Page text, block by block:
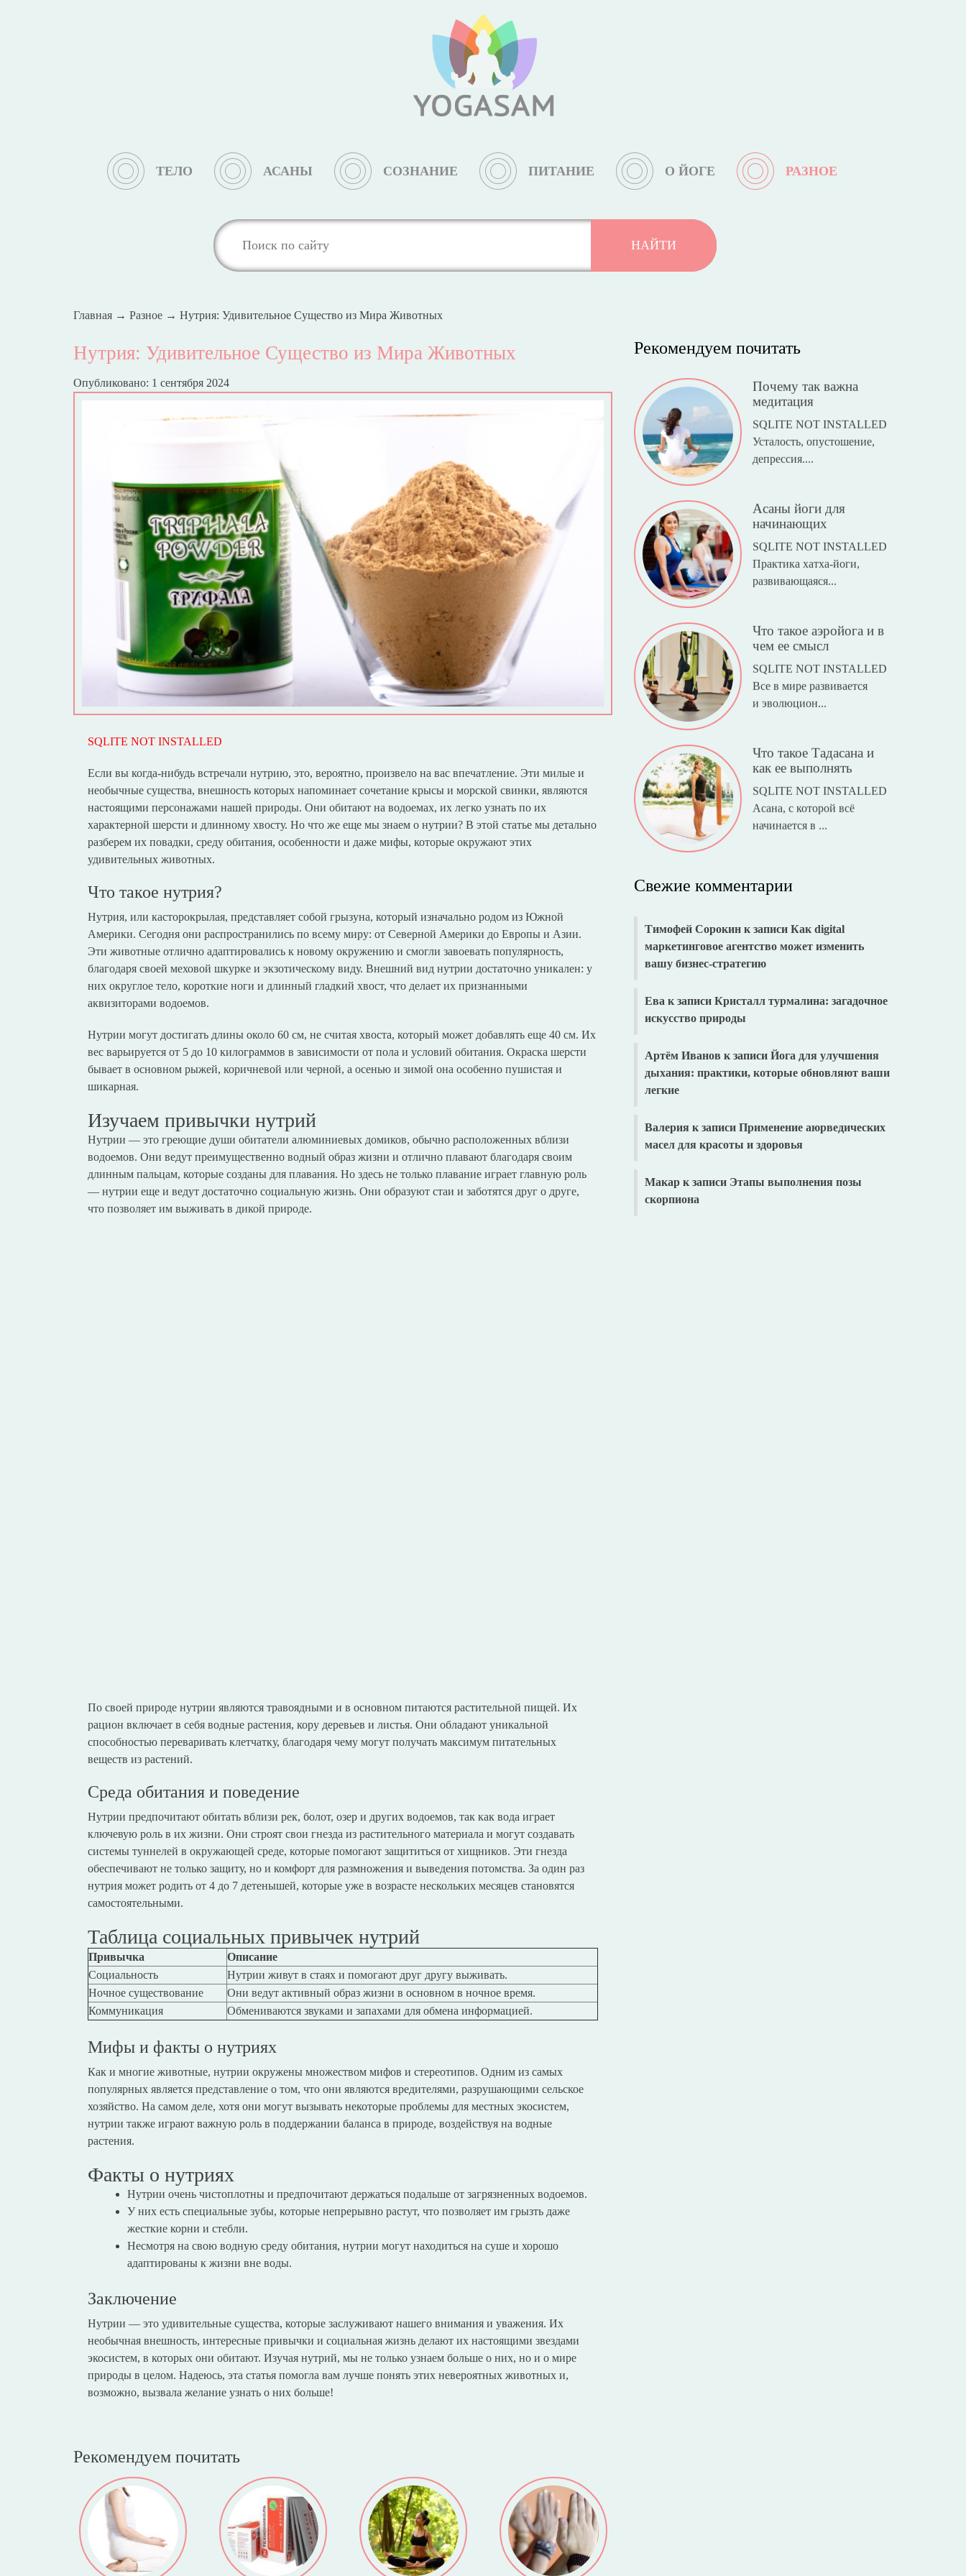
ТЕЛО АСАНЫ СОЗНАНИЕ ПИТАНИЕ О ЙОГЕ РАЗНОЕ
Главная → Разное → Нутрия: Удивительное Существо из Мира Животных
Нутрия: Удивительное Существо из Мира Животных
Опубликовано: 1 сентября 2024
SQLITE NOT INSTALLED
Если вы когда-нибудь встречали нутрию, это, вероятно, произвело на вас впечатление. Эти милые и
необычные существа, внешность которых напоминает сочетание крысы и морской свинки, являются
настоящими персонажами нашей природы. Они обитают на водоемах, их легко узнать по их
характерной шерсти и длинному хвосту. Но что же еще мы знаем о нутрии? В этой статье мы детально
разберем их повадки, среду обитания, особенности и даже мифы, которые окружают этих
удивительных животных.
Что такое нутрия?
Нутрия, или касторокрылая, представляет собой грызуна, который изначально родом из Южной
Америки. Сегодня они распространились по всему миру: от Северной Америки до Европы и Азии.
Эти животные отлично адаптировались к новому окружению и смогли завоевать популярность,
благодаря своей меховой шкурке и экзотическому виду. Внешний вид нутрии достаточно уникален: у
них округлое тело, короткие ноги и длинный гладкий хвост, что делает их признанными
аквизиторами водоемов.
Нутрии могут достигать длины около 60 см, не считая хвоста, который может добавлять еще 40 см. Их
вес варьируется от 5 до 10 килограммов в зависимости от пола и условий обитания. Окраска шерсти
бывает в основном рыжей, коричневой или черной, а осенью и зимой она особенно пушистая и
шикарная.
Изучаем привычки нутрий
Нутрии — это греющие души обитатели алюминиевых домиков, обычно расположенных вблизи
водоемов. Они ведут преимущественно водный образ жизни и отлично плавают благодаря своим
длинным пальцам, которые созданы для плавания. Но здесь не только плавание играет главную роль
— нутрии еще и ведут достаточно социальную жизнь. Они образуют стаи и заботятся друг о друге,
что позволяет им выживать в дикой природе.
По своей природе нутрии являются травоядными и в основном питаются растительной пищей. Их
рацион включает в себя водные растения, кору деревьев и листья. Они обладают уникальной
способностью переваривать клетчатку, благодаря чему могут получать максимум питательных
веществ из растений.
Среда обитания и поведение
Нутрии предпочитают обитать вблизи рек, болот, озер и других водоемов, так как вода играет
ключевую роль в их жизни. Они строят свои гнезда из растительного материала и могут создавать
системы туннелей в окружающей среде, которые помогают защититься от хищников. Эти гнезда
обеспечивают не только защиту, но и комфорт для размножения и выведения потомства. За один раз
нутрия может родить от 4 до 7 детенышей, которые уже в возрасте нескольких месяцев становятся
самостоятельными.
Таблица социальных привычек нутрий
Привычка
Описание
Социальность
Нутрии живут в стаях и помогают друг другу выживать.
Ночное существование
Они ведут активный образ жизни в основном в ночное время.
Коммуникация
Обмениваются звуками и запахами для обмена информацией.
Мифы и факты о нутриях
Как и многие животные, нутрии окружены множеством мифов и стереотипов. Одним из самых
популярных является представление о том, что они являются вредителями, разрушающими сельское
хозяйство. На самом деле, хотя они могут вызывать некоторые проблемы для местных экосистем,
нутрии также играют важную роль в поддержании баланса в природе, воздействуя на водные
растения.
Факты о нутриях
Нутрии очень чистоплотны и предпочитают держаться подальше от загрязненных водоемов.
У них есть специальные зубы, которые непрерывно растут, что позволяет им грызть даже
жесткие корни и стебли.
Несмотря на свою водную среду обитания, нутрии могут находиться на суше и хорошо
адаптированы к жизни вне воды.
Заключение
Нутрии — это удивительные существа, которые заслуживают нашего внимания и уважения. Их
необычная внешность, интересные привычки и социальная жизнь делают их настоящими звездами
экосистем, в которых они обитают. Изучая нутрий, мы не только узнаем больше о них, но и о мире
природы в целом. Надеюсь, эта статья помогла вам лучше понять этих невероятных животных и,
возможно, вызвала желание узнать о них больше!
Рекомендуем почитать
Рекомендуем почитать
Почему так важна
медитация
SQLITE NOT INSTALLED
Усталость, опустошение,
депрессия....
Асаны йоги для
начинающих
SQLITE NOT INSTALLED
Практика хатха-йоги,
развивающаяся...
Что такое аэройога и в
чем ее смысл
SQLITE NOT INSTALLED
Все в мире развивается
и эволюцион...
Что такое Тадасана и
как ее выполнять
SQLITE NOT INSTALLED
Асана, с которой всё
начинается в ...
Свежие комментарии
Тимофей Сорокин к записи Как digital
маркетинговое агентство может изменить
вашу бизнес-стратегию
Ева к записи Кристалл турмалина: загадочное
искусство природы
Артём Иванов к записи Йога для улучшения
дыхания: практики, которые обновляют ваши
легкие
Валерия к записи Применение аюрведических
масел для красоты и здоровья
Макар к записи Этапы выполнения позы
скорпиона